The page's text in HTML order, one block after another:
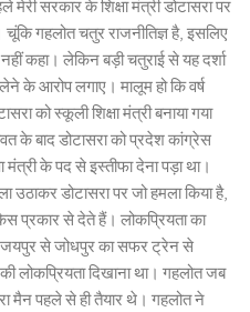
मेरी सरकार के शिक्षा मंत्री डोटासरा पर
गहलोत चतुर राजनीतिज्ञ है, इसलिए
कहा। लेकिन बड़ी चतुराई से यह दर्शा
लेने के आरोप लगाए। मालूम हो कि वर्ष
को स्कूली शिक्षा मंत्री बनाया गया
के बाद डोटासरा को प्रदेश कांग्रेस
मंत्री के पद से इस्तीफा देना पड़ा था।
उठाकर डोटासरा पर जो हमला किया है,
प्रकार से देते हैं। लोकप्रियता का
जयपुर से जोधपुर का सफर ट्रेन से
लोकप्रियता दिखाना था। गहलोत जब
मैन पहले से ही तैयार थे। गहलोत ने